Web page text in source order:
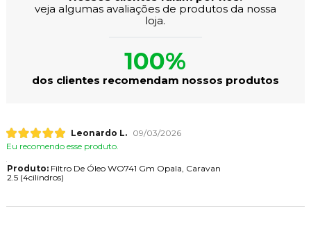
veja algumas avaliações de produtos da nossa
loja.
100%
dos clientes recomendam nossos produtos
Leonardo L.
09/03/2026
Eu recomendo esse produto.
Produto:Filtro De Óleo WO741 Gm Opala, Caravan
2.5 (4cilindros)